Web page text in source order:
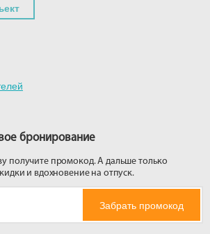
бронирование
получите промокод. А дальше только
и вдохновение на отпуск.
Забрать промокод